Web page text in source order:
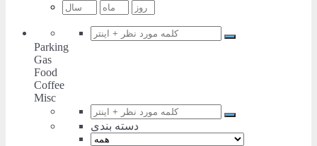
Parking
Gas
Food
Coffee
Misc
دسته بندی